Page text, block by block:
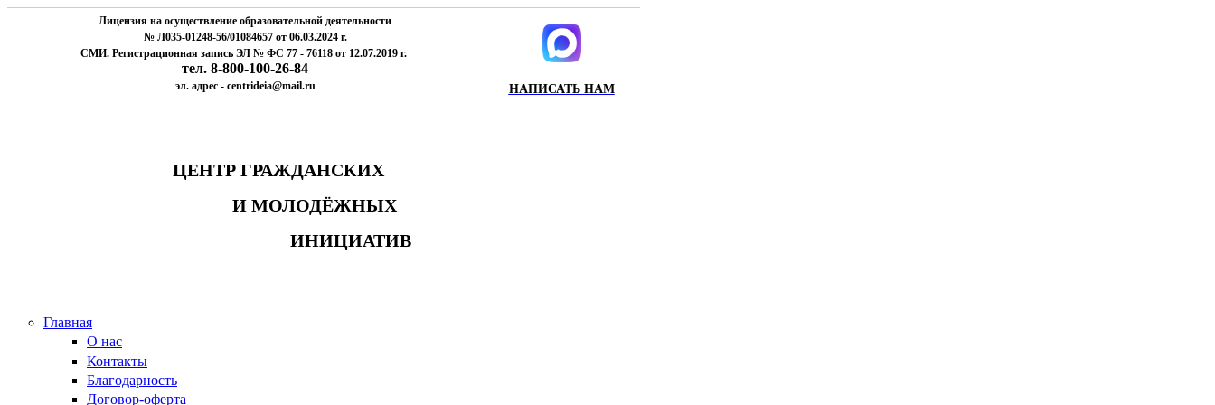
Лицензия на осуществление образовательной деятельности
№ Л035-01248-56/01084657 от 06.03.2024 г.
СМИ. Регистрационная запись ЭЛ № ФС 77 - 76118 от 12.07.2019 г.
тел. 8-800-100-26-84
эл. адрес - centrideia@mail.ru НАПИСАТЬ НАМ
ЦЕНТР ГРАЖДАНСКИХ
И МОЛОДЁЖНЫХ
ИНИЦИАТИВ
Главная
О нас
Контакты
Благодарность
Договор-оферта